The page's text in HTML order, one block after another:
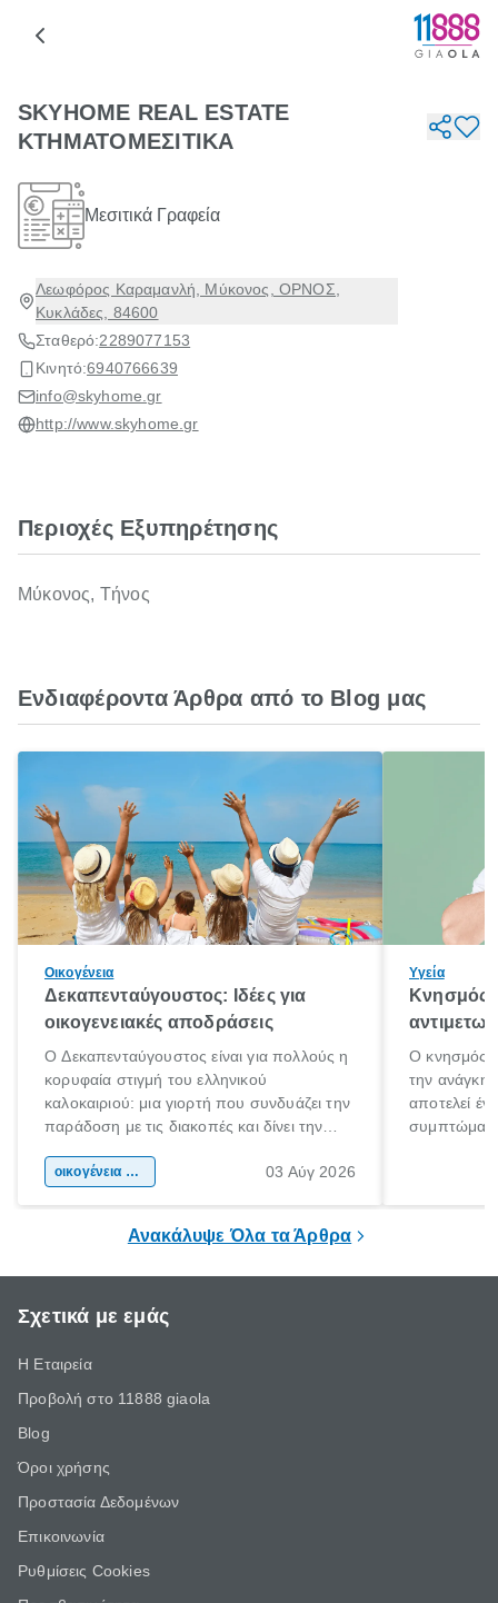
SKYHOME REAL ESTATE
ΚΤΗΜΑΤΟΜΕΣΙΤΙΚΑ
Μεσιτικά Γραφεία
Λεωφόρος Καραμανλή, Μύκονος, ΟΡΝΟΣ,
Κυκλάδες, 84600
Σταθερό:2289077153
Κινητό:6940766639
info@skyhome.gr
http://www.skyhome.gr
Περιοχές Εξυπηρέτησης
Μύκονος, Τήνος
Ενδιαφέροντα Άρθρα από το Blog μας
Οικογένεια
Δεκαπενταύγουστος: Ιδέες για
οικογενειακές αποδράσεις
Ο Δεκαπενταύγουστος είναι για πολλούς η
κορυφαία στιγμή του ελληνικού
καλοκαιριού: μια γιορτή που συνδυάζει την
παράδοση με τις διακοπές και δίνει την
χώρας. Είτε πρόκειται για λίγες μέρες
οικογένεια & παιδί 03 Αύγ 2026
Υγεία
Κνησμός:
Ο κνησμός
την ανάγκη
αποτελεί
Ανακάλυψε Όλα τα Άρθρα
Σχετικά με εμάς
Η Εταιρεία
Προβολή στο 11888 giaola
Blog
Όροι χρήσης
Προστασία Δεδομένων
Επικοινωνία
Ρυθμίσεις Cookies